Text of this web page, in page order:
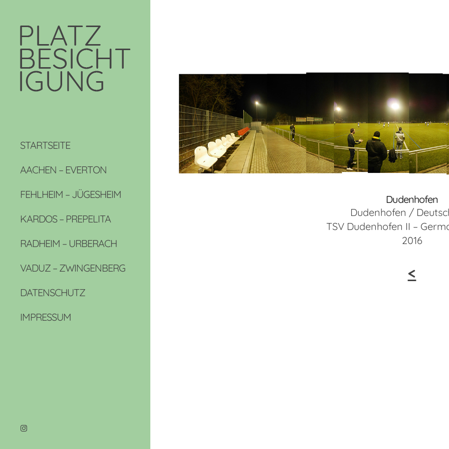
STARTSEITE
AACHEN – EVERTON
FEHLHEIM – JÜGESHEIM
KARDOS – PREPELITA
RADHEIM – URBERACH
VADUZ – ZWINGENBERG
DATENSCHUTZ
IMPRESSUM
Dudenhofen
Dudenhofen /
TSV Dudenhofen II –
2016
<